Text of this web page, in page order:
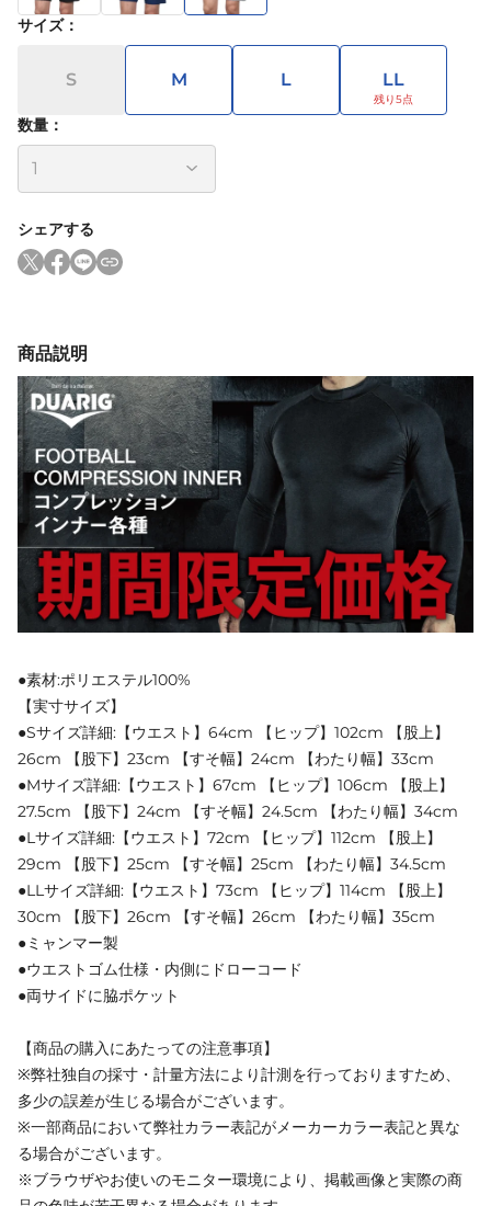
サイズ：
S M L LL
数量：
シェアする
商品説明
●素材:ポリエステル100%
【実寸サイズ】
●Sサイズ詳細:【ウエスト】64cm 【ヒップ】102cm 【股上】
26cm 【股下】23cm 【すそ幅】24cm 【わたり幅】33cm
●Mサイズ詳細:【ウエスト】67cm 【ヒップ】106cm 【股上】
27.5cm 【股下】24cm 【すそ幅】24.5cm 【わたり幅】34cm
●Lサイズ詳細:【ウエスト】72cm 【ヒップ】112cm 【股上】
29cm 【股下】25cm 【すそ幅】25cm 【わたり幅】34.5cm
●LLサイズ詳細:【ウエスト】73cm 【ヒップ】114cm 【股上】
30cm 【股下】26cm 【すそ幅】26cm 【わたり幅】35cm
●ミャンマー製
●ウエストゴム仕様・内側にドローコード
●両サイドに脇ポケット
【商品の購入にあたっての注意事項】
※弊社独自の採寸・計量方法により計測を行っておりますため、
多少の誤差が生じる場合がございます。
※一部商品において弊社カラー表記がメーカーカラー表記と異な
る場合がございます。
※ブラウザやお使いのモニター環境により、掲載画像と実際の商